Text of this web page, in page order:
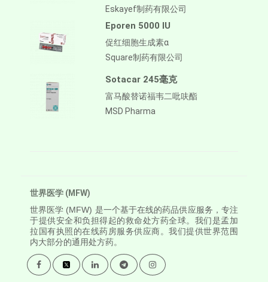
Eskayef制药有限公司
Eporen 5000 IU
促红细胞生成素α
Square制药有限公司
Sotacar 245毫克
富马酸替诺福韦二吡呋酯
MSD Pharma
世界医学 (MFW)
世界医学 (MFW) 是一个基于在线的药品供应服务，专注
于提供安全和负担得起的救命处方药全球。我们是孟加
拉国有执照的在线药房服务供应商。我们提供世界范围
内大部分的通用处方药。